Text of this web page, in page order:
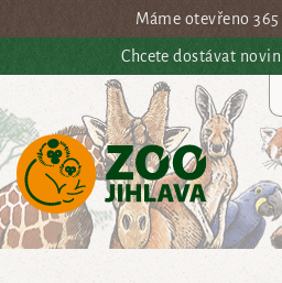
Přejít na hlavní obsahMáme otevřeno
Chcete dostávat